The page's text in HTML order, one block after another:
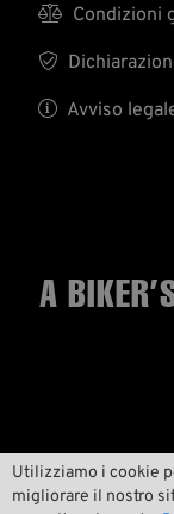
Utilizziamo i cookie
migliorare il nostro
 Condizioni

 Avviso
A